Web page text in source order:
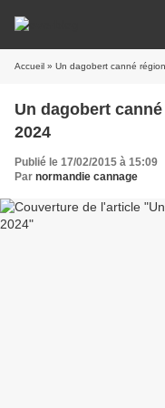
Accueil » Un dagobert canné
Un dagobert
2024
Publié le 17/02/2015 à 15:09
Par normandie cannage